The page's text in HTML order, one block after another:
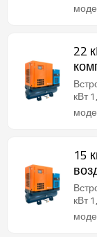
22
кВт
15
кВт